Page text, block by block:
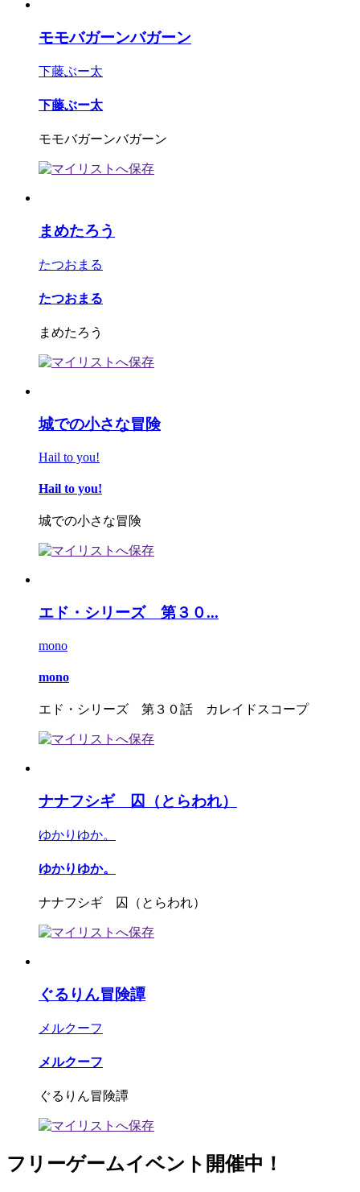
モモバガーンバガーン
下藤ぶー太
下藤ぶー太
モモバガーンバガーン
まめたろう
たつおまる
たつおまる
まめたろう
城での小さな冒険
Hail to you!
Hail to you!
城での小さな冒険
エド・シリーズ 第３０...
mono
mono
エド・シリーズ 第３０話 カレイドスコープ
ナナフシギ 囚（とらわれ）
ゆかりゆか。
ゆかりゆか。
ナナフシギ 囚（とらわれ）
ぐるりん冒険譚
メルクーフ
メルクーフ
ぐるりん冒険譚
フリーゲームイベント開催中！